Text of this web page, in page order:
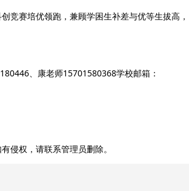
竞赛培优领跑，兼顾学困生补差与优等生拔高，
、康老师15701580368学校邮箱：
侵权，请联系管理员删除。